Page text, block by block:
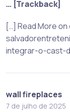
… [Trackback]
[…] Read More
integrar-o-cast-
wall fireplaces
7 de julho de 2025